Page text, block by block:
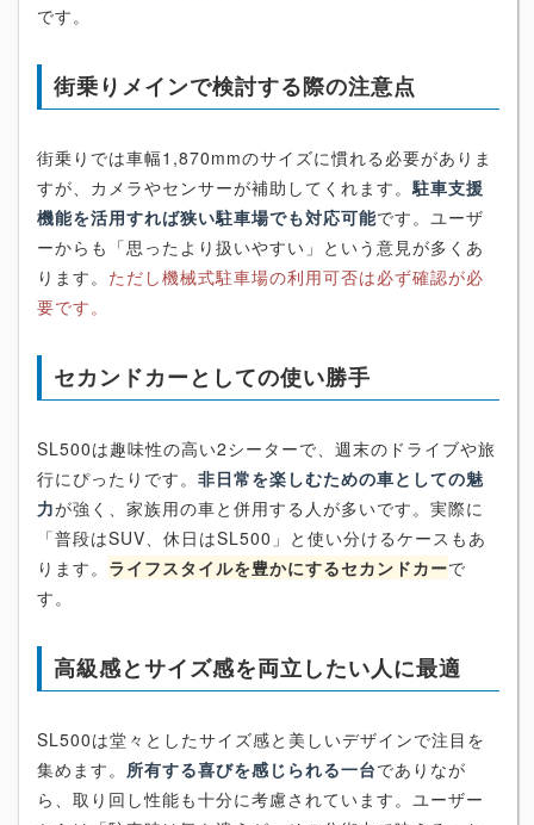
です。
街乗りメインで検討する際の注意点
街乗りでは車幅1,870mmのサイズに慣れる必要がありま
すが、カメラやセンサーが補助してくれます。駐車支援
機能を活用すれば狭い駐車場でも対応可能です。ユーザ
ーからも「思ったより扱いやすい」という意見が多くあ
ります。 ただし機械式駐車場の利用可否は必ず確認が必
要です。
セカンドカーとしての使い勝手
SL500は趣味性の高い2シーターで、週末のドライブや旅
行にぴったりです。 非日常を楽しむための車としての魅
力が強く、家族用の車と併用する人が多いです。実際に
「普段はSUV、休日はSL500」と使い分けるケースもあ
ります。 ライフスタイルを豊かにするセカンドカーで
す。
高級感とサイズ感を両立したい人に最適
SL500は堂々としたサイズ感と美しいデザインで注目を
集めます。 所有する喜びを感じられる一台でありなが
ら、取り回し性能も十分に考慮されています。ユーザー